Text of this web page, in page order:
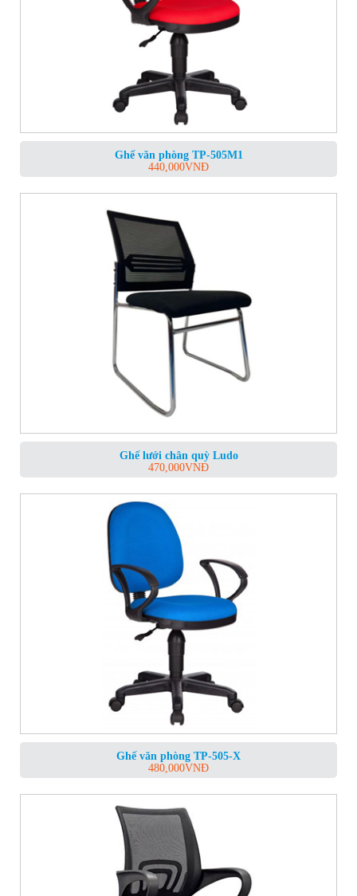
Ghế văn phòng TP-505M1
440,000VNĐ
Ghế lưới chân quỳ Ludo
470,000VNĐ
Ghế văn phòng TP-505-X
480,000VNĐ